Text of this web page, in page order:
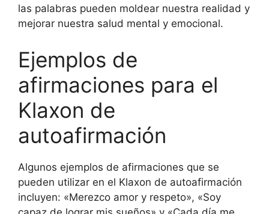
las palabras pueden moldear nuestra realidad y
mejorar nuestra salud mental y emocional.
Ejemplos de
afirmaciones para el
Klaxon de
autoafirmación
Algunos ejemplos de afirmaciones que se
pueden utilizar en el Klaxon de autoafirmación
incluyen: «Merezco amor y respeto», «Soy